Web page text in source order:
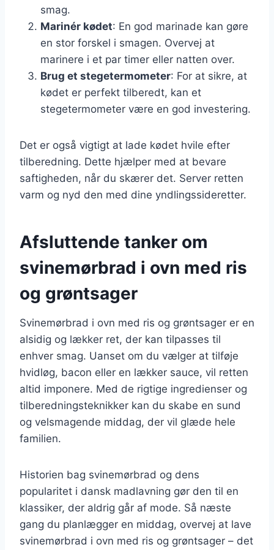
smag.
Marinér kødet: En god marinade kan gøre
en stor forskel i smagen. Overvej at
marinere i et par timer eller natten over.
Brug et stegetermometer: For at sikre, at
kødet er perfekt tilberedt, kan et
stegetermometer være en god investering.
Det er også vigtigt at lade kødet hvile efter
tilberedning. Dette hjælper med at bevare
saftigheden, når du skærer det. Server retten
varm og nyd den med dine yndlingssideretter.
Afsluttende tanker om
svinemørbrad i ovn med ris
og grøntsager
Svinemørbrad i ovn med ris og grøntsager er en
alsidig og lækker ret, der kan tilpasses til
enhver smag. Uanset om du vælger at tilføje
hvidløg, bacon eller en lækker sauce, vil retten
altid imponere. Med de rigtige ingredienser og
tilberedningsteknikker kan du skabe en sund
og velsmagende middag, der vil glæde hele
familien.
Historien bag svinemørbrad og dens
popularitet i dansk madlavning gør den til en
klassiker, der aldrig går af mode. Så næste
gang du planlægger en middag, overvej at lave
svinemørbrad i ovn med ris og grøntsager – det